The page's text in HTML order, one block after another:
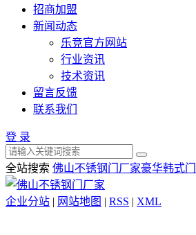
招商加盟
新闻动态
乐竞官方网站
行业资讯
技术资讯
留言反馈
联系我们
登 录
全站搜索 佛山不锈钢门厂家豪华韩式门
企业分站 | 网站地图 | RSS | XML